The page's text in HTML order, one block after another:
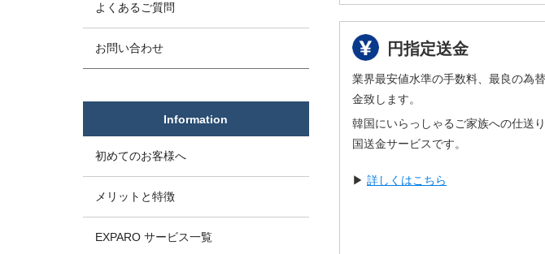
円指定送金
業界最安値水準の手数料、最良の為
金致します。
韓国にいらっしゃるご家族への仕送
国送金サービスです。
▶ 詳しくはこちら
よくあるご質問
お問い合わせ
Information
初めてのお客様へ
メリットと特徴
EXPARO サービス一覧